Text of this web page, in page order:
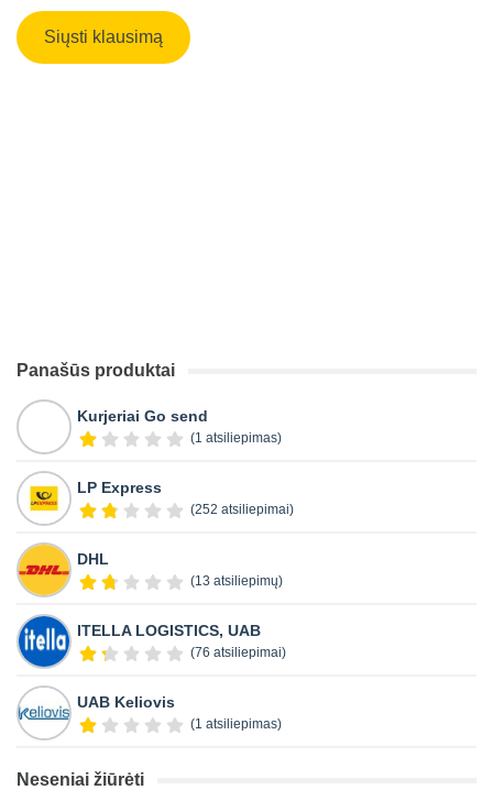
Panašūs produktai
Kurjeriai Go send
(1 atsiliepimas)
LP Express
(252 atsiliepimai)
DHL
(13 atsiliepimų)
ITELLA LOGISTICS, UAB
(76 atsiliepimai)
UAB Keliovis
(1 atsiliepimas)
Neseniai žiūrėti